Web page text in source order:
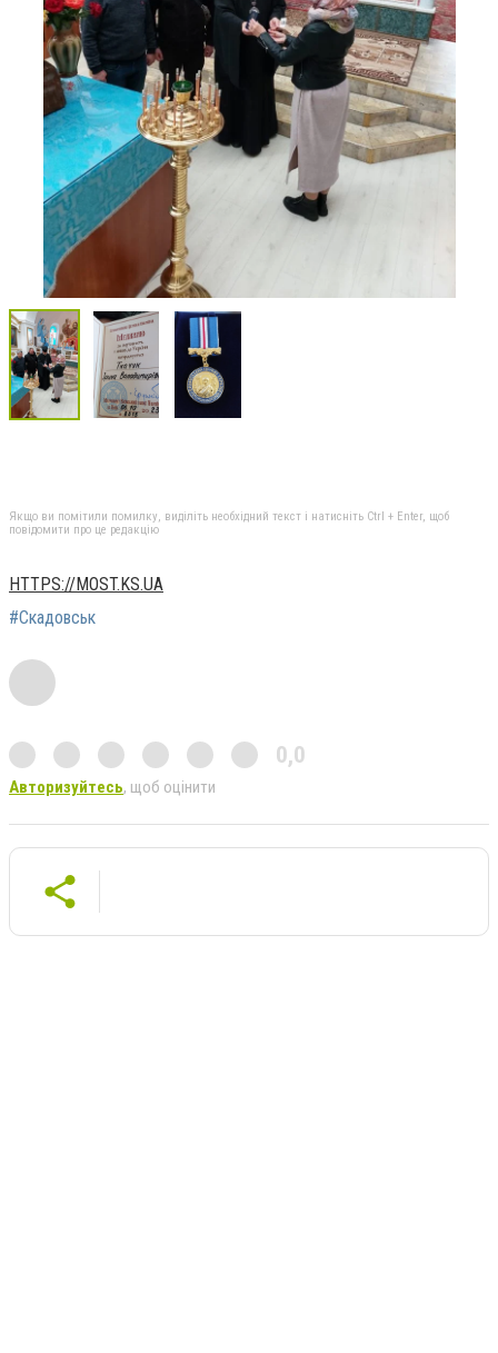
Якщо ви помітили помилку, виділіть необхідний текст і натисніть Ctrl + Enter, щоб
повідомити про це редакцію
HTTPS://MOST.KS.UA
#Скадовськ
0,0
Авторизуйтесь, щоб оцінити